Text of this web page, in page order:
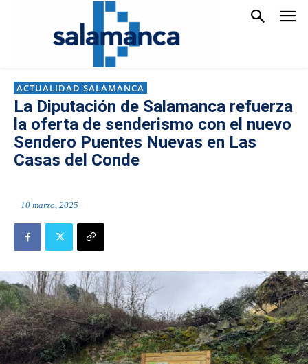
ACTUALIDAD SALAMANCA
La Diputación de Salamanca refuerza
la oferta de senderismo con el nuevo
Sendero Puentes Nuevas en Las
Casas del Conde
10 marzo, 2025